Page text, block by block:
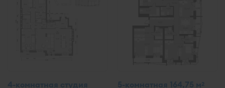
4-комнатная студия 5-комнатная 164,75 м2